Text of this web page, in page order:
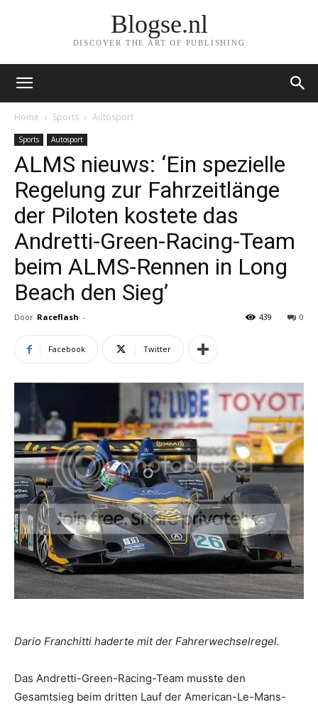
Blogse.nl
DISCOVER THE ART OF PUBLISHING
Home Sports Autosport
Sports Autosport
ALMS nieuws: ‘Ein spezielle
Regelung zur Fahrzeitlänge
der Piloten kostete das
Andretti-Green-Racing-Team
beim ALMS-Rennen in Long
Beach den Sieg’
Door Raceflash - 0
439
Facebook Twitter
Dario Franchitti haderte mit der Fahrerwechselregel.
Das Andretti-Green-Racing-Team musste den
Gesamtsieg beim dritten Lauf der American-Le-Mans-